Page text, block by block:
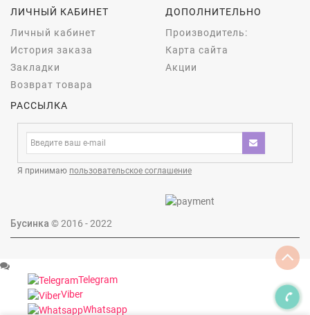
ЛИЧНЫЙ КАБИНЕТ
Личный кабинет
История заказа
Закладки
Возврат товара
ДОПОЛНИТЕЛЬНО
Производитель:
Карта сайта
Акции
РАССЫЛКА
Я принимаю пользовательское соглашение
Бусинка © 2016 - 2022
Telegram
Viber
Whatsapp